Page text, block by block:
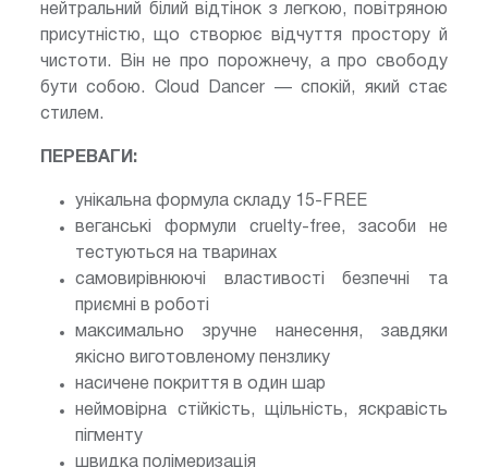
нейтральний білий відтінок з легкою, повітряною
присутністю, що створює відчуття простору й
чистоти. Він не про порожнечу, а про свободу
бути собою. Cloud Dancer — спокій, який стає
стилем.
ПЕРЕВАГИ:
унікальна формула складу 15-FREE
веганські формули cruelty-free, засоби не
тестуються на тваринах
самовирівнюючі властивості безпечні та
приємні в роботі
максимально зручне нанесення, завдяки
якісно виготовленому пензлику
насичене покриття в один шар
неймовірна стійкість, щільність, яскравість
пігменту
швидка полімеризація